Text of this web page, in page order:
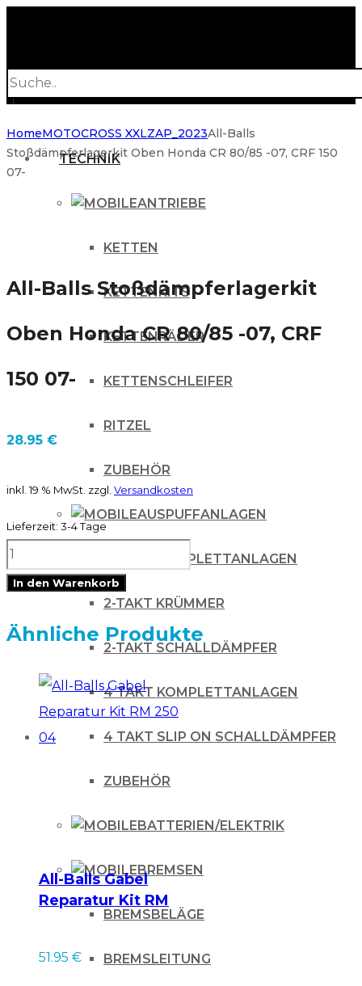
search
TECHNIK
ANTRIEBE
KETTEN
KETTENKITS
KETTENRÄDER
KETTENSCHLEIFER
RITZEL
ZUBEHÖR
AUSPUFFANLAGEN
2-TAKT KOMPLETTANLAGEN
2-TAKT KRÜMMER
2-TAKT SCHALLDÄMPFER
4 TAKT KOMPLETTANLAGEN
4 TAKT SLIP ON SCHALLDÄMPFER
ZUBEHÖR
BATTERIEN/ELEKTRIK
BREMSEN
BREMSBELÄGE
BREMSLEITUNG
HomeMOTOCROSS XXLZAP_2023All-Balls
Stoßdämpferlagerkit Oben Honda CR 80/85 -07, CRF 150
07-
All-Balls Stoßdämpferlagerkit
Oben Honda CR 80/85 -07, CRF
150 07-
28.95 €
inkl. 19 % MwSt. zzgl. Versandkosten
Lieferzeit: 3-4 Tage
All-
Balls
Stoßdämpferlagerkit
Oben
80/85
-07,
In den Warenkorb
Ähnliche Produkte
All-Balls Gabel
Reparatur Kit RM
250 04
51.95 €